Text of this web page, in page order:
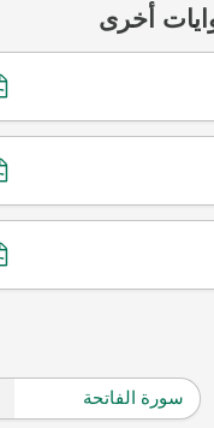
سورة الفاتحة